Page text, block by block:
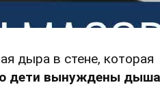
дыра в стене, которая
дети вынуждены